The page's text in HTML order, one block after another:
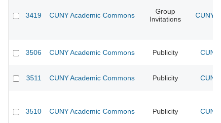
3419 CUNY Academic Commons
Group
Invitations
CUNY
3506 CUNY Academic Commons Publicity
3511 CUNY Academic Commons Publicity
3510 CUNY Academic Commons Publicity